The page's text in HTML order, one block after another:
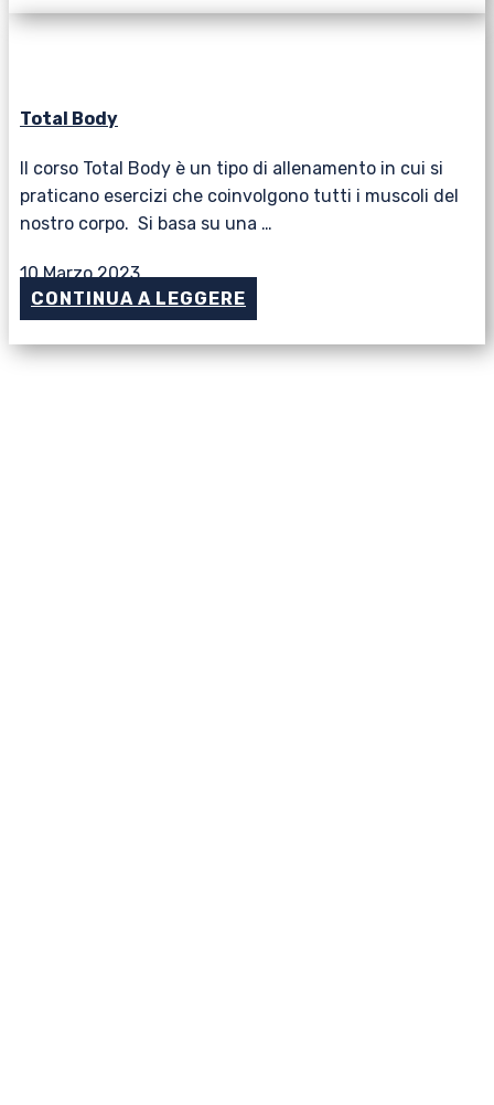
Total Body
Il corso Total Body è un tipo di allenamento in cui si
praticano esercizi che coinvolgono tutti i muscoli del
nostro corpo. Si basa su una …
10 Marzo 2023
CONTINUA A LEGGERE